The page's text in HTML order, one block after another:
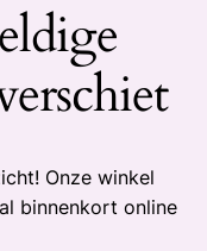
Onze winkel
binnenkort online